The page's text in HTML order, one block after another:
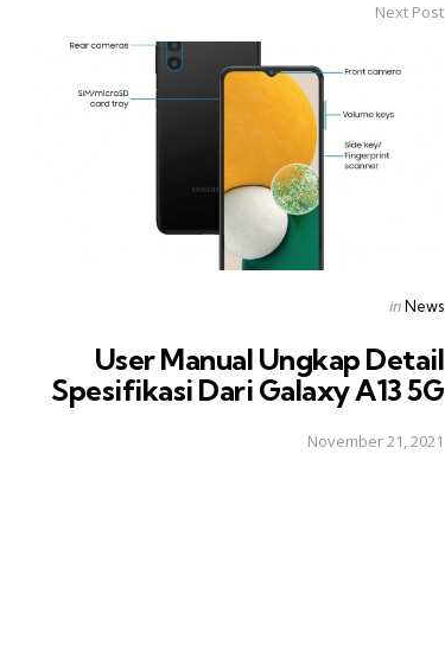
Next Post
Posted
inNews
User Manual Ungkap Detail
Spesifikasi Dari Galaxy A13 5G
November 21, 2021